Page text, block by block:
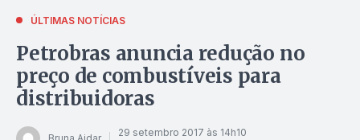
ÚLTIMAS NOTÍCIAS
Petrobras anuncia redução no
preço de combustíveis para
distribuidoras
29 setembro 2017 às 14h10